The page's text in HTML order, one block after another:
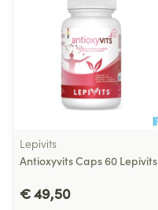
Lepivits
Antioxyvits Caps 60 Lepivits
€ 49,50